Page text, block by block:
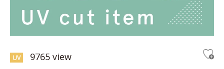
UV 9765 view